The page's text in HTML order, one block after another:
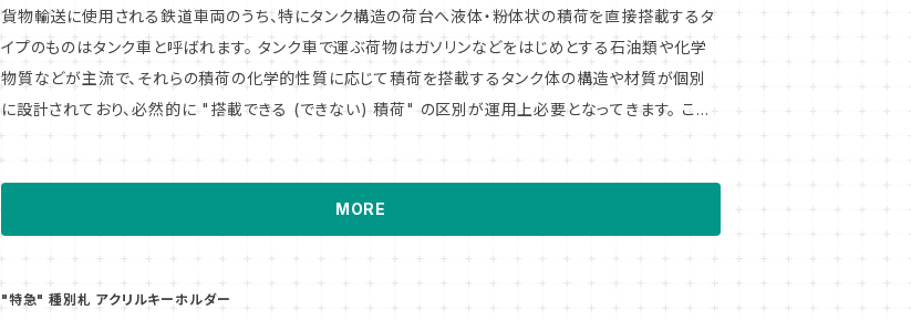
貨物輸送に使用される鉄道車両のうち、特にタンク構造の荷台へ液体・粉体状の積荷を直接搭載するタ
イプのものはタンク車と呼ばれます。 タンク車で運ぶ荷物はガソリンなどをはじめとする石油類や化学
物質などが主流で、それらの積荷の化学的性質に応じて積荷を搭載するタンク体の構造や材質が個別
に設計されており、必然的に "搭載できる (できない) 積荷" の区別が運用上必要となってきます。 これ
らの搭載可能な積荷の品目を定めたルールが「専用種別」で、タンク車にはその専用種別が何であるか
「ガソリン」専用種別をモチーフとしたアクリルキーホルダーを製作。 手回り品のアクセサリーとしては
もちろん、ご愛用の自家用車 (ガソリンエンジン車) のキーホルダーとしてもオススメ!?です。
MORE
"特急" 種別札 アクリルキーホルダー